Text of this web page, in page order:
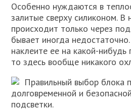
Особенно нуждаются в
залитые сверху силиконом. В
происходит только через
бывает иногда
наклеите ее на какой-нибудь
то здесь вообще никакого
Правильный выбор блока
долговременной и
подсветки.